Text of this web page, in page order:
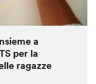
a
per la
ragazze